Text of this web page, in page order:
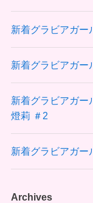
新着グラビアガー
新着グラビアガー
新着グラビアガー
燈莉 ＃2
新着グラビアガー
Archives